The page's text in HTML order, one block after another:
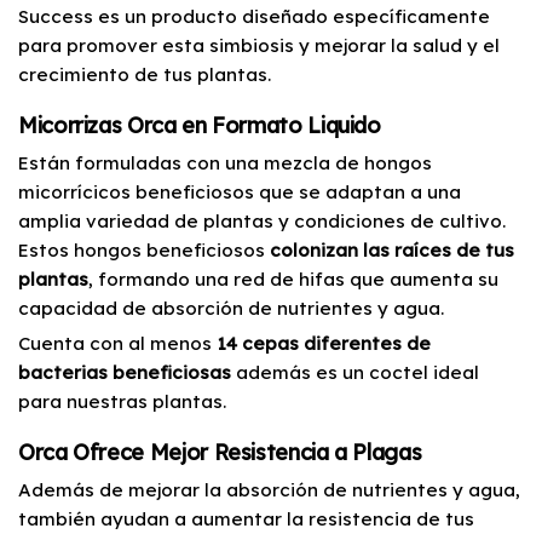
Success es un producto diseñado específicamente
para promover esta simbiosis y mejorar la salud y el
crecimiento de tus plantas.
Micorrizas Orca en Formato Liquido
Están formuladas con una mezcla de hongos
micorrícicos beneficiosos que se adaptan a una
amplia variedad de plantas y condiciones de cultivo.
Estos hongos beneficiosos colonizan las raíces de tus
plantas, formando una red de hifas que aumenta su
capacidad de absorción de nutrientes y agua.
Cuenta con al menos 14 cepas diferentes de
bacterias beneficiosas además es un coctel ideal
para nuestras plantas.
Orca Ofrece Mejor Resistencia a Plagas
Además de mejorar la absorción de nutrientes y agua,
también ayudan a aumentar la resistencia de tus